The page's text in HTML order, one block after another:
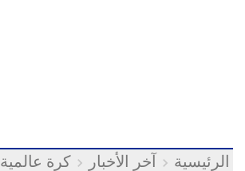
الرئيسية آخر الأخبار كرة عالمية